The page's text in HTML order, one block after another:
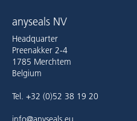
anyseals NV
Headquarter
Preenakker 2-4
1785 Merchtem
Belgium
Tel. +32 (0)52 38 19 20